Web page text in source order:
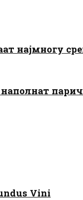
најмногу
наполнат
Vini